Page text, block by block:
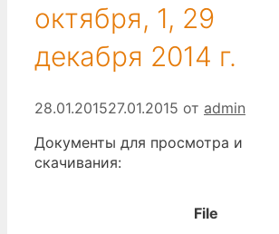
октября, 1, 29
декабря 2014 г.
28.01.201527.01.2015 от admin
Документы для просмотра и
скачивания:
File